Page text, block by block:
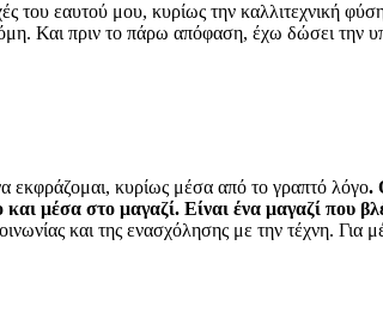
εαυτού μου, κυρίως την καλλιτεχνική
Και πριν το πάρω απόφαση, έχω δώσει
εκφράζομαι, κυρίως μέσα από το γραπτό λόγο.
μέσα στο μαγαζί. Είναι ένα μαγαζί που
και της ενασχόλησης με την τέχνη.